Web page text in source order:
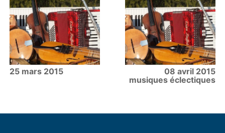
25 mars 2015
08 avril 2015
musiques éclectiques